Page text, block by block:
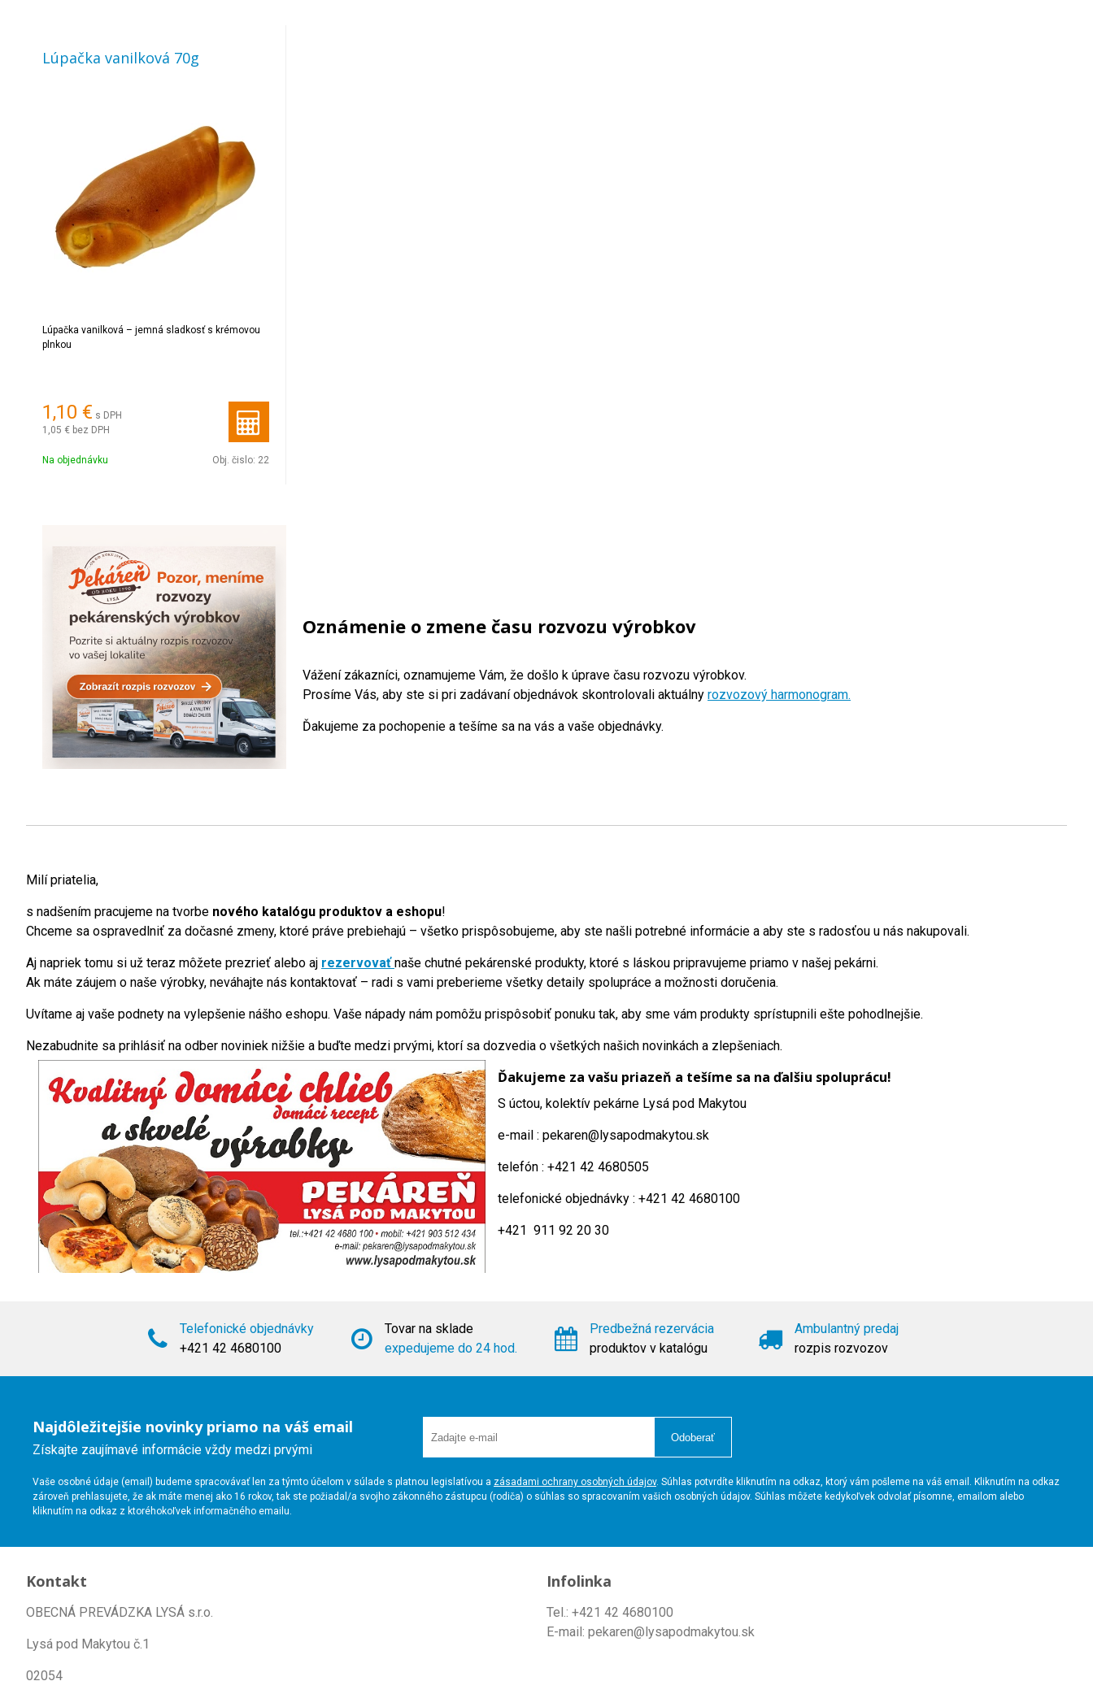
Lúpačka vanilková 70g
Lúpačka vanilková – jemná sladkosť s krémovou
plnkou
1,10 € s DPH
1,05 € bez DPH
Na objednávku Obj. čislo: 22
Oznámenie o zmene času rozvozu výrobkov
Vážení zákazníci, oznamujeme Vám, že došlo k úprave času rozvozu výrobkov.
Prosíme Vás, aby ste si pri zadávaní objednávok skontrolovali aktuálny rozvozový harmonogram.
Ďakujeme za pochopenie a tešíme sa na vás a vaše objednávky.
Milí priatelia,
s nadšením pracujeme na tvorbe nového katalógu produktov a eshopu!
Chceme sa ospravedlniť za dočasné zmeny, ktoré práve prebiehajú – všetko prispôsobujeme, aby ste našli potrebné informácie a aby ste s radosťou u nás nakupovali.
Aj napriek tomu si už teraz môžete prezrieť alebo aj rezervovaťnaše chutné pekárenské produkty, ktoré s láskou pripravujeme priamo v našej pekárni.
Ak máte záujem o naše výrobky, neváhajte nás kontaktovať – radi s vami preberieme všetky detaily spolupráce a možnosti doručenia.
Uvítame aj vaše podnety na vylepšenie nášho eshopu. Vaše nápady nám pomôžu prispôsobiť ponuku tak, aby sme vám produkty sprístupnili ešte pohodlnejšie.
Nezabudnite sa prihlásiť na odber noviniek nižšie a buďte medzi prvými, ktorí sa dozvedia o všetkých našich novinkách a zlepšeniach.
Ďakujeme za vašu priazeň a tešíme sa na ďalšiu spoluprácu!
S úctou, kolektív pekárne Lysá pod Makytou
e-mail : pekaren@lysapodmakytou.sk
telefón : +421 42 4680505
telefonické objednávky : +421 42 4680100
+421 911 92 20 30
Telefonické objednávky
+421 42 4680100
Tovar na sklade
expedujeme do 24 hod.
Predbežná rezervácia
produktov v katalógu
Ambulantný predaj
rozpis rozvozov
Najdôležitejšie novinky priamo na váš email
Získajte zaujímavé informácie vždy medzi prvými
Odoberať
Vaše osobné údaje (email) budeme spracovávať len za týmto účelom v súlade s platnou legislatívou a zásadami ochrany osobných údajov. Súhlas potvrdíte kliknutím na odkaz, ktorý vám pošleme na váš email. Kliknutím na odkaz
zároveň prehlasujete, že ak máte menej ako 16 rokov, tak ste požiadal/a svojho zákonného zástupcu (rodiča) o súhlas so spracovaním vašich osobných údajov. Súhlas môžete kedykoľvek odvolať písomne, emailom alebo
kliknutím na odkaz z ktoréhokoľvek informačného emailu.
Kontakt
OBECNÁ PREVÁDZKA LYSÁ s.r.o.
Lysá pod Makytou č.1
02054
Infolinka
Tel.: +421 42 4680100
E-mail: pekaren@lysapodmakytou.sk